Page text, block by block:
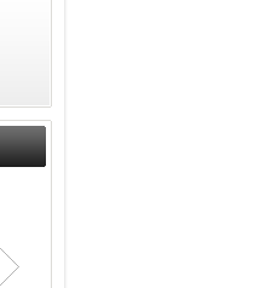
zamanda kendi yat limanı, helikopter
pisti ve seçkin villaları da içeren koca